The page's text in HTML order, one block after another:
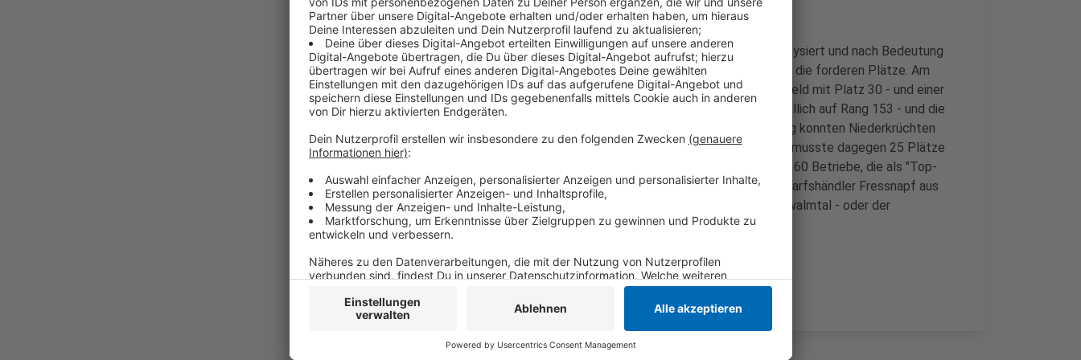
Für diese Auswertung wurden rund 3.800 Orte in Deutschland analysiert und nach Bedeutung
aufelistet. Eine Stadt vom Niederrhein schafft es dabei sogar auf die forderen Plätze. Am
besten schneidet in unserer Region der Wirtschaftsstandort Krefeld mit Platz 30 - und einer
Gesamtnote von 2,3 ab. Dahinter folgen mit Abstand die Stadt Willich auf Rang 153 - und die
Stadt Kempen auf Rang 211. Im Vergleich zur letzten Auswertung konnten Niederkrüchten
und Brüggen besonders Punkten und Boden gutmachen. Kempen musste dagegen 25 Plätze
einbüßen. Laut dem Standortranking gibt es am Niederrhein rund 160 Betriebe, die als "Top-
Unternehmen" eingestuft werden. Darunter sind etwa der Tierbedarfshändler Fressnapf aus
Krefeld, die Bäckereien Stinges und Kamps aus Brüggen und Schwalmtal - oder der
Süßwarenhersteller Mars aus Viersen
Anzeige